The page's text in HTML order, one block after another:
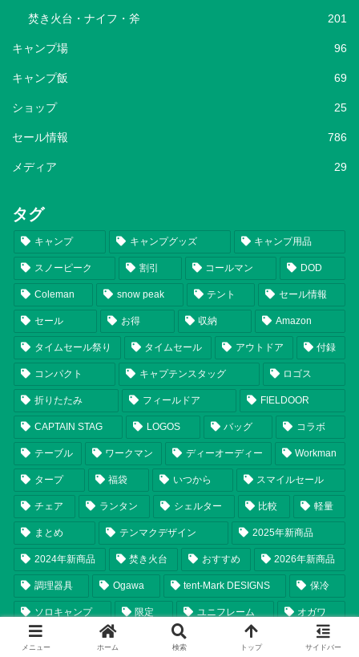
焚き火台・ナイフ・斧 201
キャンプ場 96
キャンプ飯 69
ショップ 25
セール情報 786
メディア 29
タグ
キャンプ キャンプグッズ キャンプ用品
スノーピーク 割引 コールマン DOD
Coleman snow peak テント セール情報
セール お得 収納 Amazon
タイムセール祭り タイムセール アウトドア 付録
コンパクト キャプテンスタッグ ロゴス
折りたたみ フィールドア FIELDOOR
CAPTAIN STAG LOGOS バッグ コラボ
テーブル ワークマン ディーオーディー Workman
タープ 福袋 いつから スマイルセール
チェア ランタン シェルター 比較 軽量
まとめ テンマクデザイン 2025年新商品
2024年新商品 焚き火台 おすすめ 2026年新商品
調理器具 Ogawa tent-Mark DESIGNS 保冷
ソロキャンプ 限定 ユニフレーム オガワ
2026年 UNIFLAME
メニュー ホーム 検索 トップ サイドバー